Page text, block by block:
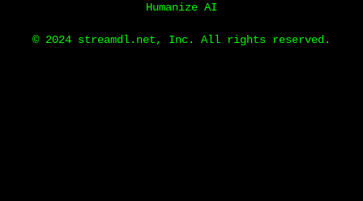
Humanize AI
© 2024 streamdl.net, Inc. All rights reserved.